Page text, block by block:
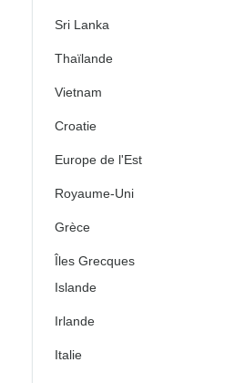
Sri Lanka
Thaïlande
Vietnam
Croatie
Europe de l'Est
Royaume-Uni
Grèce
Îles Grecques
Islande
Irlande
Italie